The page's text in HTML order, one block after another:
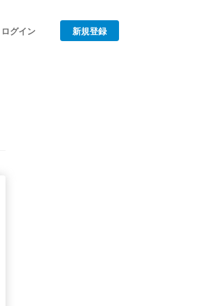
ログイン 新規登録